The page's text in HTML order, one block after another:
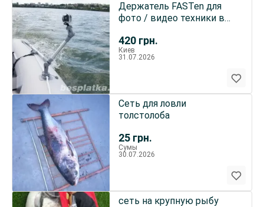
420 грн.
Держатель FASTen для
фото / видео техники в
Киев
31.07.2026
25 грн.
Сеть для ловли
толстолоба
Сумы
30.07.2026
сеть на крупную рыбу